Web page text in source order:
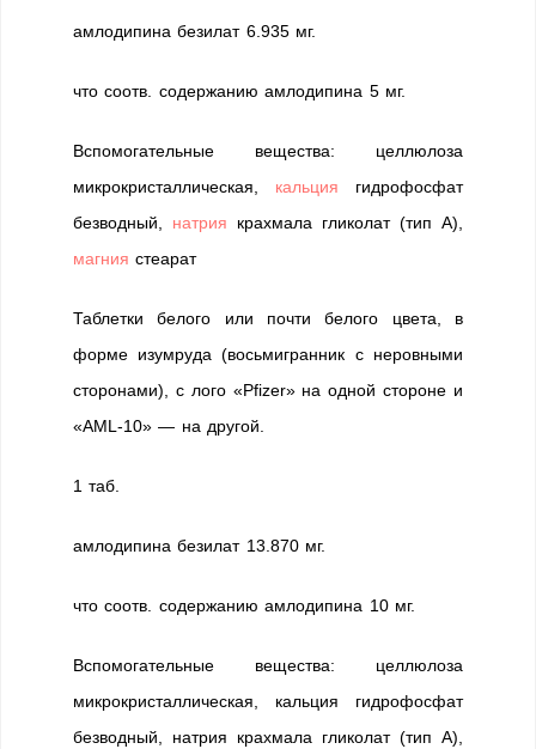
амлодипина безилат 6.935 мг.
что соотв. содержанию амлодипина 5 мг.
Вспомогательные вещества: целлюлоза
микрокристаллическая, кальция гидрофосфат
безводный, натрия крахмала гликолат (тип А),
магния стеарат
Таблетки белого или почти белого цвета, в
форме изумруда (восьмигранник с неровными
сторонами), с лого «Pfizer» на одной стороне и
«AML-10» — на другой.
1 таб.
амлодипина безилат 13.870 мг.
что соотв. содержанию амлодипина 10 мг.
Вспомогательные вещества: целлюлоза
микрокристаллическая, кальция гидрофосфат
безводный, натрия крахмала гликолат (тип А),